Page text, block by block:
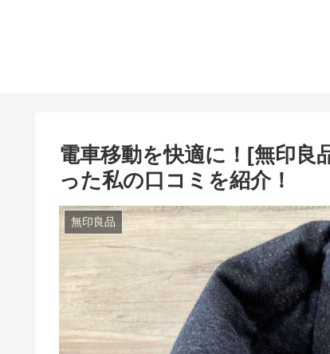
電車移動を快適に！[無印
った私の口コミを紹介！
無印良品